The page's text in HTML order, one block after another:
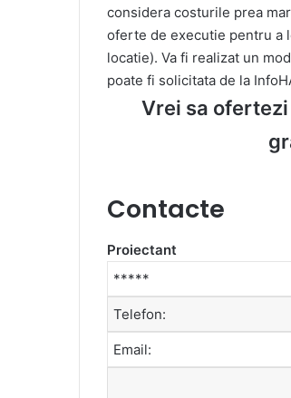
considera costurile prea
oferte de executie pentru a
locatie). Va fi realizat un
poate fi solicitata de la
Vrei sa
Contacte
Proiectant
*****
Telefon:
Email: